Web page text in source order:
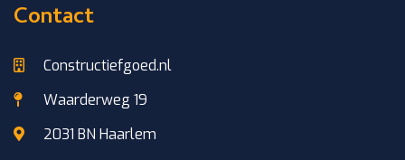
Contact
Constructiefgoed.nl
Waarderweg 19
2031 BN Haarlem